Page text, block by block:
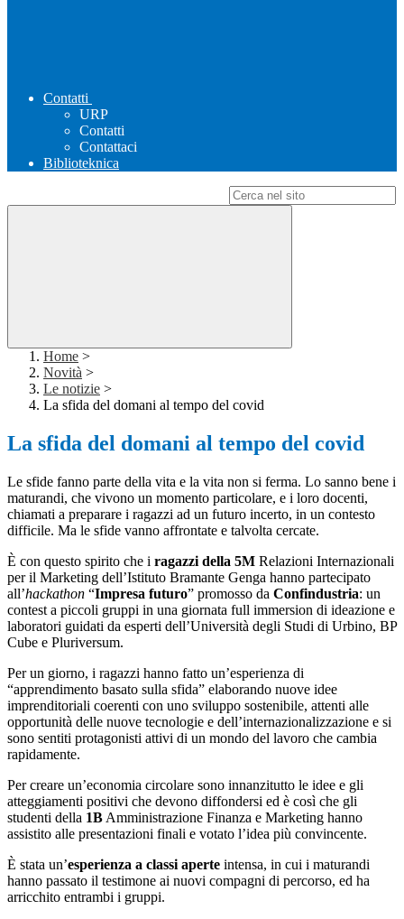
Contatti
URP
Contatti
Contattaci
Biblioteknica
Home >
Novità >
Le notizie >
La sfida del domani al tempo del covid
La sfida del domani al tempo del covid
Le sfide fanno parte della vita e la vita non si ferma. Lo sanno bene i
maturandi, che vivono un momento particolare, e i loro docenti,
chiamati a preparare i ragazzi ad un futuro incerto, in un contesto
difficile. Ma le sfide vanno affrontate e talvolta cercate.
È con questo spirito che i ragazzi della 5M Relazioni Internazionali
per il Marketing dell’Istituto Bramante Genga hanno partecipato
all’hackathon “Impresa futuro” promosso da Confindustria: un
contest a piccoli gruppi in una giornata full immersion di ideazione e
laboratori guidati da esperti dell’Università degli Studi di Urbino, BP
Cube e Pluriversum.
Per un giorno, i ragazzi hanno fatto un’esperienza di
“apprendimento basato sulla sfida” elaborando nuove idee
imprenditoriali coerenti con uno sviluppo sostenibile, attenti alle
opportunità delle nuove tecnologie e dell’internazionalizzazione e si
sono sentiti protagonisti attivi di un mondo del lavoro che cambia
rapidamente.
Per creare un’economia circolare sono innanzitutto le idee e gli
atteggiamenti positivi che devono diffondersi ed è così che gli
studenti della 1B Amministrazione Finanza e Marketing hanno
assistito alle presentazioni finali e votato l’idea più convincente.
È stata un’esperienza a classi aperte intensa, in cui i maturandi
hanno passato il testimone ai nuovi compagni di percorso, ed ha
arricchito entrambi i gruppi.